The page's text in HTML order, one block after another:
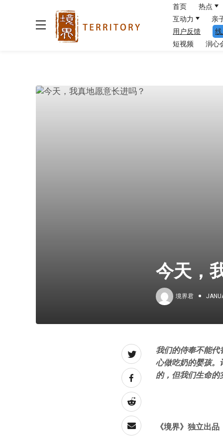
首页 热点
互动力
亲
用户反馈
线
短视频
润心
今天，
境界君
我们的侍奉不能代
心做吃奶的婴孩。
的，但我们生命的
《境界》独立出品